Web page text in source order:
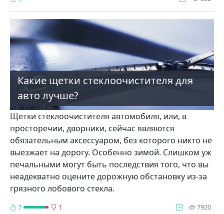
Какие щетки стеклоочистителя для
авто лучше?
Щетки стеклоочистителя автомобиля, или, в
просторечии, дворники, сейчас являются
обязательным аксессуаром, без которого никто не
выезжает на дорогу. Особенно зимой. Слишком уж
печальными могут быть последствия того, что вы
неадекватно оцените дорожную обстановку из-за
грязного лобового стекла.
7 1 7920